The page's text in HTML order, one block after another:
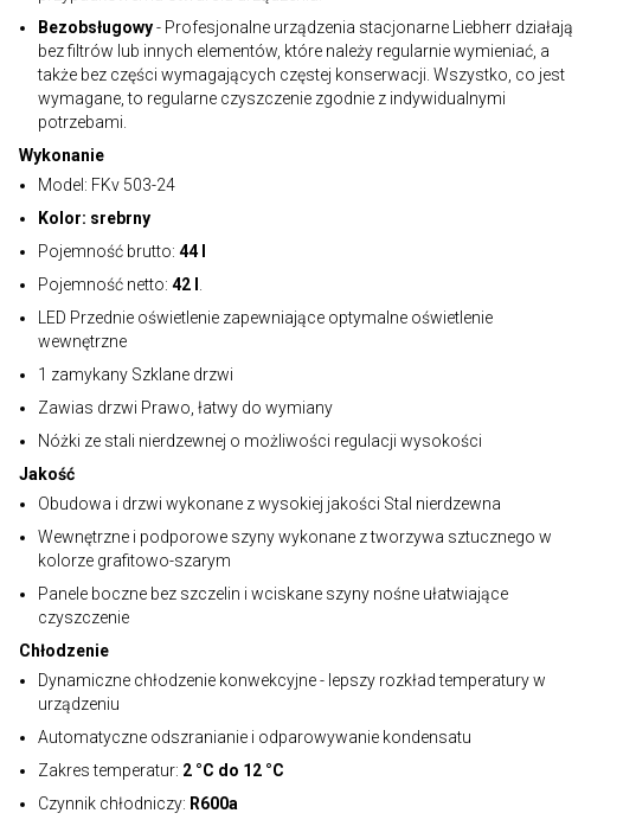
Bezobsługowy- Profesjonalne urządzenia stacjonarne Liebherr działają
bez filtrów lub innych elementów, które należy regularnie wymieniać, a
także bez części wymagających częstej konserwacji. Wszystko, co jest
wymagane, to regularne czyszczenie zgodnie z indywidualnymi
potrzebami.
Wykonanie
Model: FKv 503-24
Kolor: srebrny
Pojemność brutto: 44 l
Pojemność netto: 42 l
LED Przednie oświetlenie zapewniające optymalne oświetlenie
wewnętrzne
1 zamykany Szklane drzwi
Zawias drzwi Prawo, łatwy do wymiany
Nóżki ze stali nierdzewnej o możliwości regulacji wysokości
Jakość
Obudowa i drzwi wykonane z wysokiej jakości Stal nierdzewna
Wewnętrzne i podporowe szyny wykonane z tworzywa sztucznego w
kolorze grafitowo-szarym
Panele boczne bez szczelin i wciskane szyny nośne ułatwiające
czyszczenie
Chłodzenie
Dynamiczne chłodzenie konwekcyjne - lepszy rozkład temperatury w
urządzeniu
Automatyczne odszranianie i odparowywanie kondensatu
Zakres temperatur: 2 °C do 12 °C
Czynnik chłodniczy: R600a